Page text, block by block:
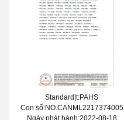
Standard|t:PAHS
Con số:NO.CANML2217374005
Ngày phát hành:2022-08-18